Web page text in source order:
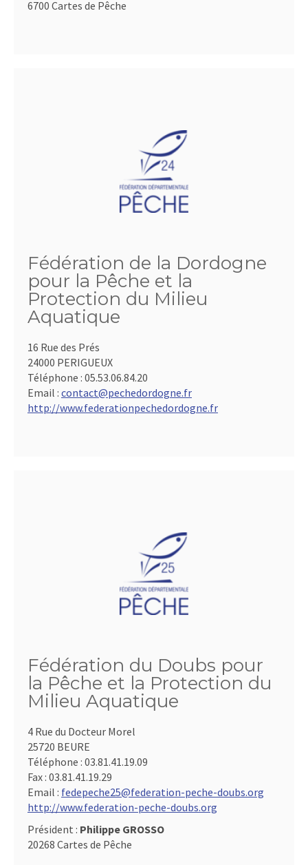
6700 Cartes de Pêche
Fédération de la Dordogne
pour la Pêche et la
Protection du Milieu
Aquatique
16 Rue des Prés
24000 PERIGUEUX
Téléphone : 05.53.06.84.20
Email : contact@pechedordogne.fr
http://www.federationpechedordogne.fr
Fédération du Doubs pour
la Pêche et la Protection du
Milieu Aquatique
4 Rue du Docteur Morel
25720 BEURE
Téléphone : 03.81.41.19.09
Fax : 03.81.41.19.29
Email : fedepeche25@federation-peche-doubs.org
http://www.federation-peche-doubs.org
Président : Philippe GROSSO
20268 Cartes de Pêche